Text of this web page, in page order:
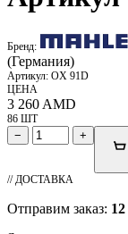
Бренд:
(Германия)
Артикул: OX 91D
ЦЕНА
3 260 AMD
86 ШТ
− +
// ДОСТАВКА
Отправим заказ: